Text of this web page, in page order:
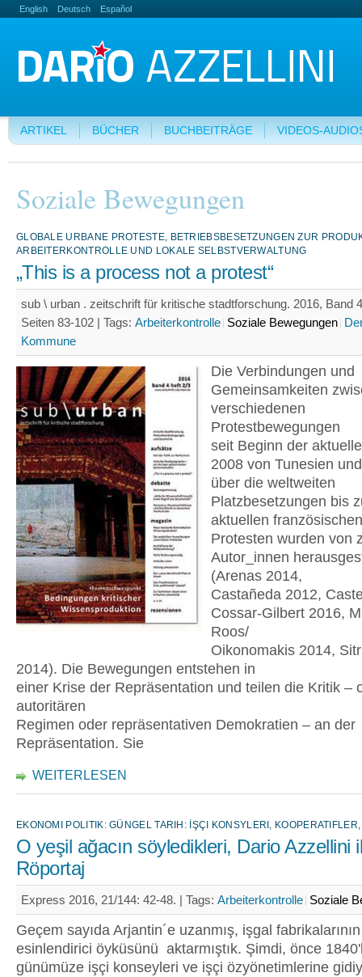
English Deutsch Español
ARTIKEL BÜCHER BUCHBEITRÄGE VIDEOS-
Soziale Bewegungen
GLOBALE URBANE PROTESTE, BETRIEBSBESETZUNGEN ZUR
ARBEITERKONTROLLE UND LOKALE SELBSTVERWALTUNG
„This is a process not a protest“
sub \ urban . zeitschrift für kritische stadtforschung. 2016, Band
Seiten 83-102 | Tags: Arbeiterkontrolle Soziale Bewegungen
Kommune
Die Verbindungen und
Gemeinsamkeiten
verschiedenen
Protestbewegungen
seit Beginn der
2008 von Tunesien
über die weltweiten
Platzbesetzungen bis
aktuellen französischen
Protesten wurden von
Autor_innen
(Arenas 2014,
Castañeda 2012,
Cossar-Gilbert 2016,
Roos/
Oikonomakis 2014,
2014). Die Bewegungen entstehen in
einer Krise der Repräsentation und teilen die Kritik –
autoritären
Regimen oder repräsentativen Demokratien – an der
Repräsentation. Sie
WEITERLESEN
EKONOMI POLITIK: GÜNGEL TARIH: İŞÇI KONSYLERI,
O yeşil ağacın söyledikleri, Dario Azzellini
Röportaj
Express 2016, 21/144: 42-48. | Tags: Arbeiterkontrolle Soziale
Geçem sayıda Arjantin´e uzanmış, işgal fabrikalarının
esinlendirici öyküsünü aktarmıştık. Şimdi, önce
günümüze işçi konseyleri ve işçi özyönetimlerine